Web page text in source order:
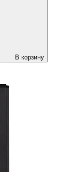
В корзину